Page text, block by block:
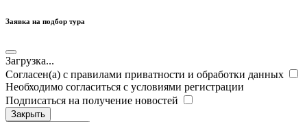
Заявка на подбор тура
Загрузка...
Согласен(а) с правилами приватности и обработки данных
Необходимо согласиться с условиями регистрации
Подписаться на получение новостей
Закрыть